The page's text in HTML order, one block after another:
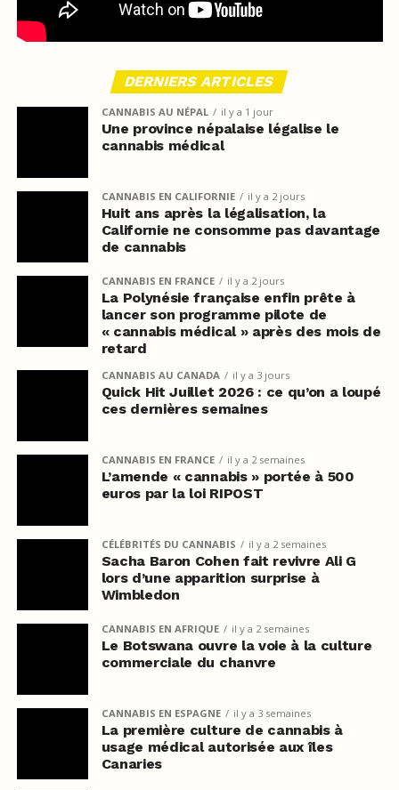
DERNIERS ARTICLES
CANNABIS AU NÉPAL il y a 1 jour
Une province népalaise légalise le
cannabis médical
CANNABIS EN CALIFORNIE il y a 2 jours
Huit ans après la légalisation, la
Californie ne consomme pas davantage
de cannabis
CANNABIS EN FRANCE il y a 2 jours
La Polynésie française enfin prête à
lancer son programme pilote de
« cannabis médical » après des mois de
retard
CANNABIS AU CANADA il y a 3 jours
Quick Hit Juillet 2026 : ce qu’on a loupé
ces dernières semaines
CANNABIS EN FRANCE il y a 2 semaines
L’amende « cannabis » portée à 500
euros par la loi RIPOST
CÉLÉBRITÉS DU CANNABIS il y a 2 semaines
Sacha Baron Cohen fait revivre Ali G
lors d’une apparition surprise à
Wimbledon
CANNABIS EN AFRIQUE il y a 2 semaines
Le Botswana ouvre la voie à la culture
commerciale du chanvre
CANNABIS EN ESPAGNE il y a 3 semaines
La première culture de cannabis à
usage médical autorisée aux îles
Canaries